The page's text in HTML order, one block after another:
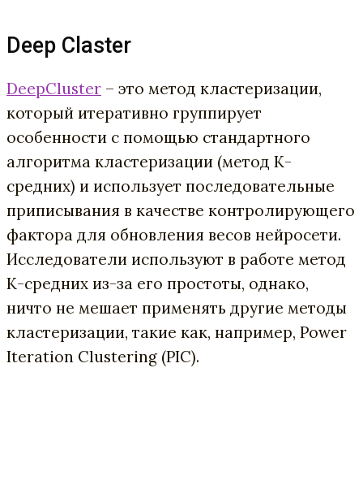
Deep Claster
DeepCluster – это метод кластеризации,
который итеративно группирует
особенности с помощью стандартного
алгоритма кластеризации (метод К-
средних) и использует последовательные
приписывания в качестве контролирующего
фактора для обновления весов нейросети.
Исследователи используют в работе метод
К-средних из-за его простоты, однако,
ничто не мешает применять другие методы
кластеризации, такие как, например, Power
Iteration Clustering (PIC).